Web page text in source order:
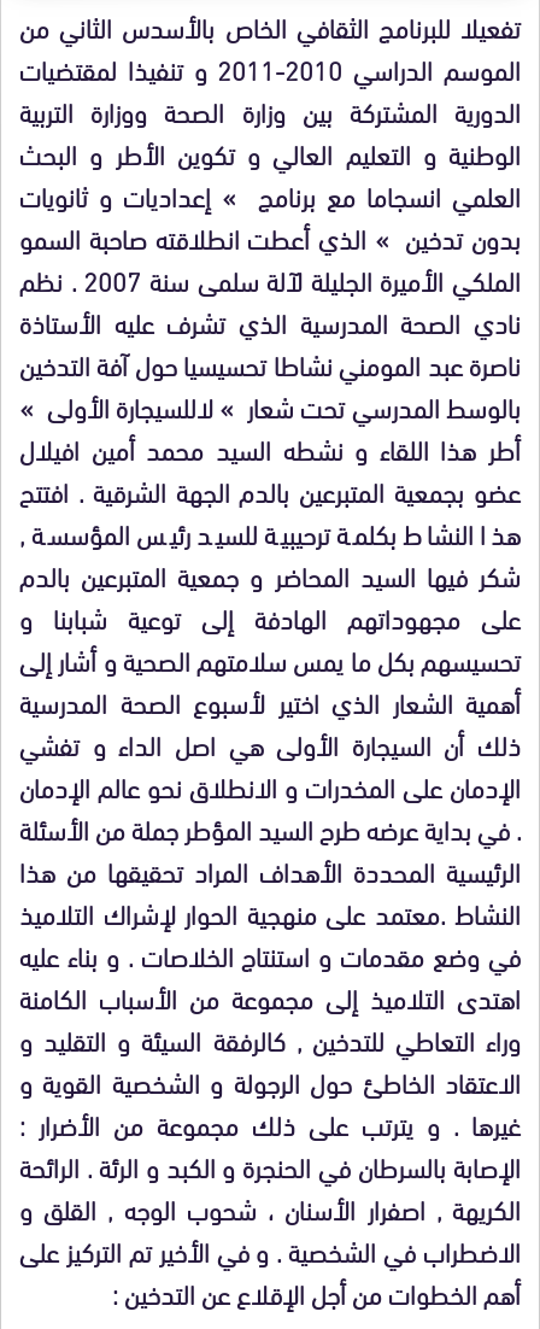
تفعيلا للبرنامج الثقافي الخاص بالأسدس الثاني من
الموسم الدراسي 2010-2011 و تنفيذا لمقتضيات
الدورية المشتركة بين وزارة الصحة ووزارة التربية
الوطنية و التعليم العالي و تكوين الأطر و البحث
العلمي انسجاما مع برنامج » إعداديات و ثانويات
بدون تدخين » الذي أعطت انطلاقته صاحبة السمو
الملكي الأميرة الجليلة لآلة سلمى سنة 2007 . نظم
نادي الصحة المدرسية الذي تشرف عليه الأستاذة
ناصرة عبد المومني نشاطا تحسيسيا حول آفة التدخين
بالوسط المدرسي تحت شعار » لاللسيجارة الأولى »
أطر هذا اللقاء و نشطه السيد محمد أمين افيلال
عضو بجمعية المتبرعين بالدم الجهة الشرقية . افتتح
هذا النشاط بكلمة ترحيبية للسيد رئيس المؤسسة ,
شكر فيها السيد المحاضر و جمعية المتبرعين بالدم
على مجهوداتهم الهادفة إلى توعية شبابنا و
تحسيسهم بكل ما يمس سلامتهم الصحية و أشار إلى
أهمية الشعار الذي اختير لأسبوع الصحة المدرسية
ذلك أن السيجارة الأولى هي اصل الداء و تفشي
الإدمان على المخدرات و الانطلاق نحو عالم الإدمان
. في بداية عرضه طرح السيد المؤطر جملة من الأسئلة
الرئيسية المحددة الأهداف المراد تحقيقها من هذا
النشاط .معتمد على منهجية الحوار لإشراك التلاميذ
في وضع مقدمات و استنتاج الخلاصات . و بناء عليه
اهتدى التلاميذ إلى مجموعة من الأسباب الكامنة
وراء التعاطي للتدخين , كالرفقة السيئة و التقليد و
الاعتقاد الخاطئ حول الرجولة و الشخصية القوية و
غيرها . و يترتب على ذلك مجموعة من الأضرار :
الإصابة بالسرطان في الحنجرة و الكبد و الرئة . الرائحة
الكريهة , اصفرار الأسنان ، شحوب الوجه , القلق و
الاضطراب في الشخصية . و في الأخير تم التركيز على
أهم الخطوات من أجل الإقلاع عن التدخين :